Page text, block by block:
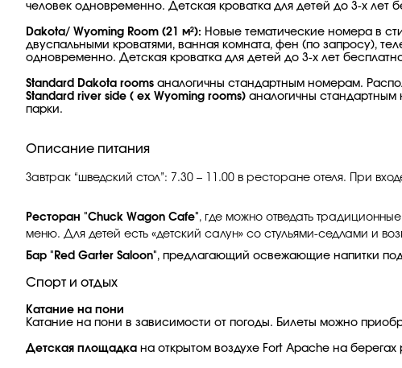
человек одновременно. Детская кроватка для детей до 3-х лет
Dakota/ Wyoming Room (21 м²): Новые тематические номера в
двуспальными кроватями, ванная комната, фен (по запросу),
одновременно. Детская кроватка для детей до 3-х лет
Standard Dakota rooms аналогичны стандартным номерам.
Standard river side ( ex Wyoming rooms) аналогичны стандартным
парки.
Описание питания
Завтрак “шведский стол”: 7.30 – 11.00 в ресторане отеля. При
Ресторан "Chuck Wagon Cafe", где можно отведать
меню. Для детей есть «детский салун» со стульями-седлами и
Бар "Red Garter Saloon", предлагающий освежающие напитки
Спорт и отдых
Катание на пони
Катание на пони в зависимости от погоды. Билеты можно
Детская площадка на открытом воздухе Fort Apache на берегах